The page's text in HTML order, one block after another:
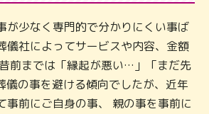
が少なく専門的で分かりにくい事ば
儀社によってサービスや内容、金額
前までは「縁起が悪い…」「まだ先
の事を避ける傾向でしたが、近年
事前にご自身の事、 親の事を事前に